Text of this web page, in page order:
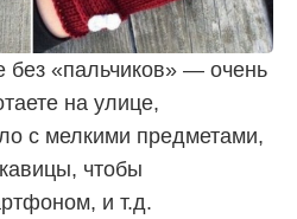
без «пальчиков» — очень
на улице,
с мелкими предметами,
чтобы
и т.д.